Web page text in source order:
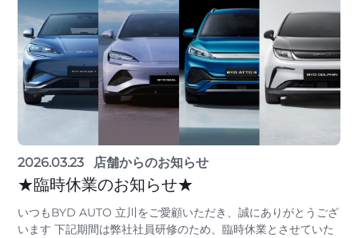
2026.03.23 店舗からのお知らせ
★臨時休業のお知らせ★
いつもBYD AUTO 立川をご愛顧いただき、誠にありがとうござ
います 下記期間は弊社社員研修のため、臨時休業とさせていた